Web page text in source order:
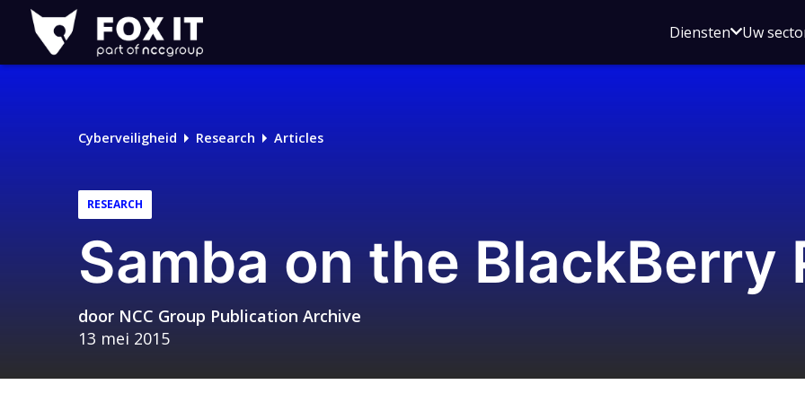
Fox-
IT
Logo
DienstenOpen
voor
Uw
Cyberveiligheid Research Articles
RESEARCH
Samba on the BlackBerry
door NCC Group Publication Archive
13 mei 2015